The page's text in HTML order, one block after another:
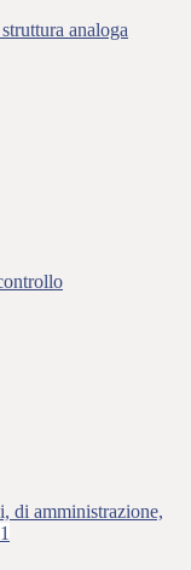
analoga
di amministrazione,
1